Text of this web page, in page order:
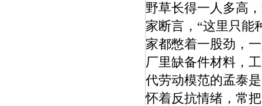
野草长得一人多高
家断言，“这里只能
家都憋着一股劲，
厂里缺备件材料，
代劳动模范的孟泰
怀着反抗情绪，常